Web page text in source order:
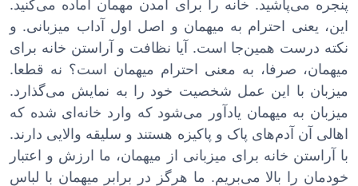
پنجره می‌پاشید. خانه را برای آمدن مهمان آماده می‌کنید.
این، یعنی احترام به میهمان و اصل اول آداب میزبانی. و
نکته درست همین‌جا است. آیا نظافت و آراستن خانه برای
میهمان، صرفا، به معنی احترام میهمان است؟ نه قطعا.
میزبان با این عمل شخصیت خود را به نمایش می‌گذارد.
میزبان به میهمان یادآور می‌شود که وارد خانه‌ای شده که
اهالی آن آدم‌های پاک و پاکیزه هستند و سلیقه والایی دارند.
با آراستن خانه برای میزبانی از میهمان، ما ارزش و اعتبار
خودمان را بالا می‌بریم. ما هرگز در برابر میهمان با لباس